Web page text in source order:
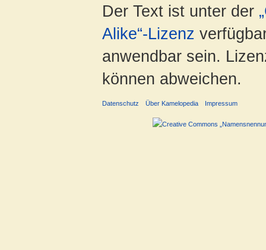
Der Text ist unter der
Alike“-Lizenz
anwendbar sein.
können abweichen.
Datenschutz Über Kamelopedia Impressum